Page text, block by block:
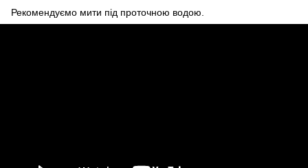
Рекомендуємо мити під проточною водою.